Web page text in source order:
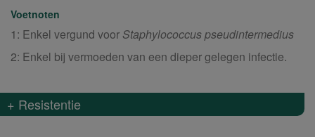
Voetnoten
1: Enkel vergund voor Staphylococcus pseudintermedius
2: Enkel bij vermoeden van een dieper gelegen infectie.
+ Resistentie